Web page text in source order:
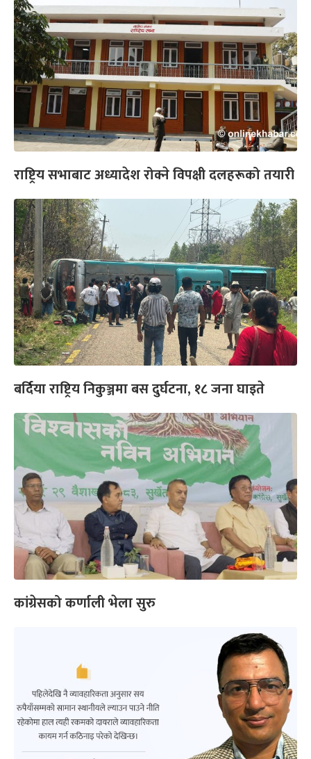
राष्ट्रिय सभाबाट अध्यादेश रोक्ने विपक्षी दलहरूको तयारी
बर्दिया राष्ट्रिय निकुञ्जमा बस दुर्घटना, १८ जना घाइते
कांग्रेसको कर्णाली भेला सुरु